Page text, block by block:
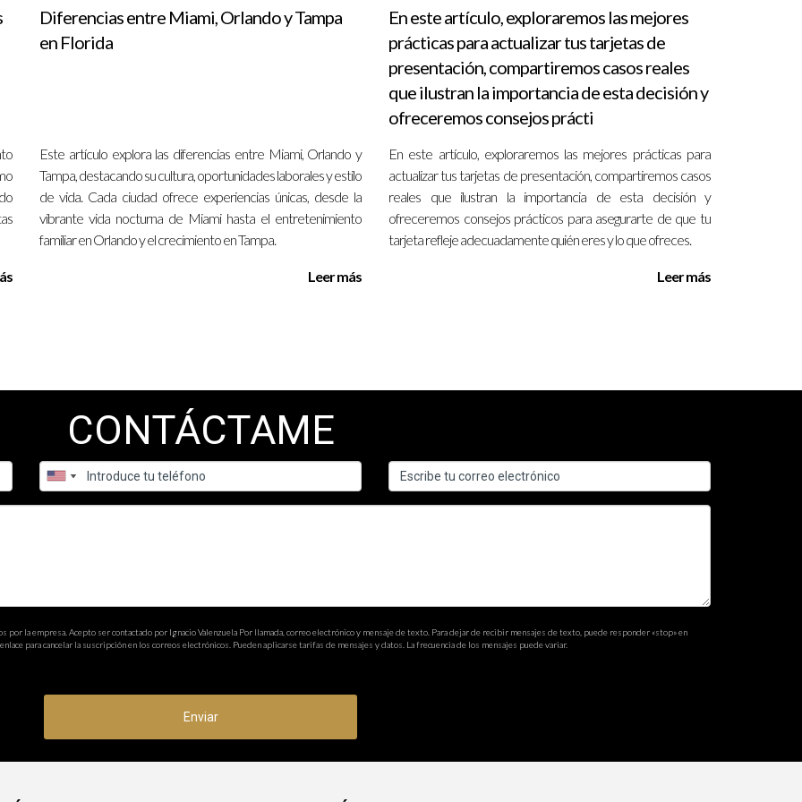
que pocos lugares pueden igualar.
y el ambiente local.
para quienes buscan comprar propiedades. Desde las vibrantes calles de Miami hasta la tranquilidad de
Es crucial que los compradores evalúen sus necesidades y expectativas antes de tomar una decisión. La
solo representa un paso hacia la estabilidad financiera, sino también hacia un estilo de vida que muchos sueñan.
en el sur de Florida?
demanda de propiedades unifamiliares, con un énfasis en espacios al aire libre y oficinas en casa. Además, hay un
en ciudades como Miami y Fort Lauderdale.
raíces en esta región?
momento para invertir. La demanda sigue siendo alta y se espera que los precios continúen aumentando, lo que
calidad de vida y atractivo turístico.
de lujo, casas unifamiliares y propiedades frente al mar. La localización y las comodidades son factores clave
en el sur de Florida?
Diferencias entre Miami, Orlando y Tampa
en Florida
Este artículo explora las diferencias entre Miami, Orlando y
Tampa, destacando su cultura, oportunidades laborales y estilo
de vida. Cada ciudad ofrece experiencias únicas, desde la
vibrante vida nocturna de Miami hasta el entretenimiento
familiar en Orlando y el crecimiento en Tampa.
Leer más
En este artículo, exploraremos las mejores
prácticas para actualizar tus tarjetas de
presentación, compartiremos casos reales
que ilustran la importancia de esta decisión y
ofreceremos consejos prácti
En este artículo, exploraremos las mejores prácticas para
actualizar tus tarjetas de presentación, compartiremos casos
reales que ilustran la importancia de esta decisión y
ofreceremos consejos prácticos para asegurarte de que tu
tarjeta refleje adecuadamente quién eres y lo que ofreces.
Leer más
CONTÁCTAME
la empresa. Acepto ser contactado por Ignacio Valenzuela Por llamada, correo electrónico y mensaje de texto. Para dejar de recibir mensajes de texto, puede responder «stop» en
para cancelar la suscripción en los correos electrónicos. Pueden aplicarse tarifas de mensajes y datos. La frecuencia de los mensajes puede variar.
Enviar